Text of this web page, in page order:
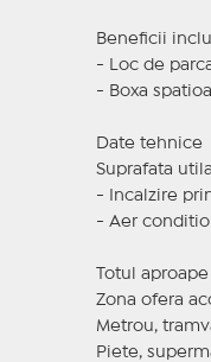
Beneficii
- Loc de
- Boxa
Date tehnice
Suprafata
- Incalzire
- Aer
Totul
Zona ofera
Metrou,
Piete,